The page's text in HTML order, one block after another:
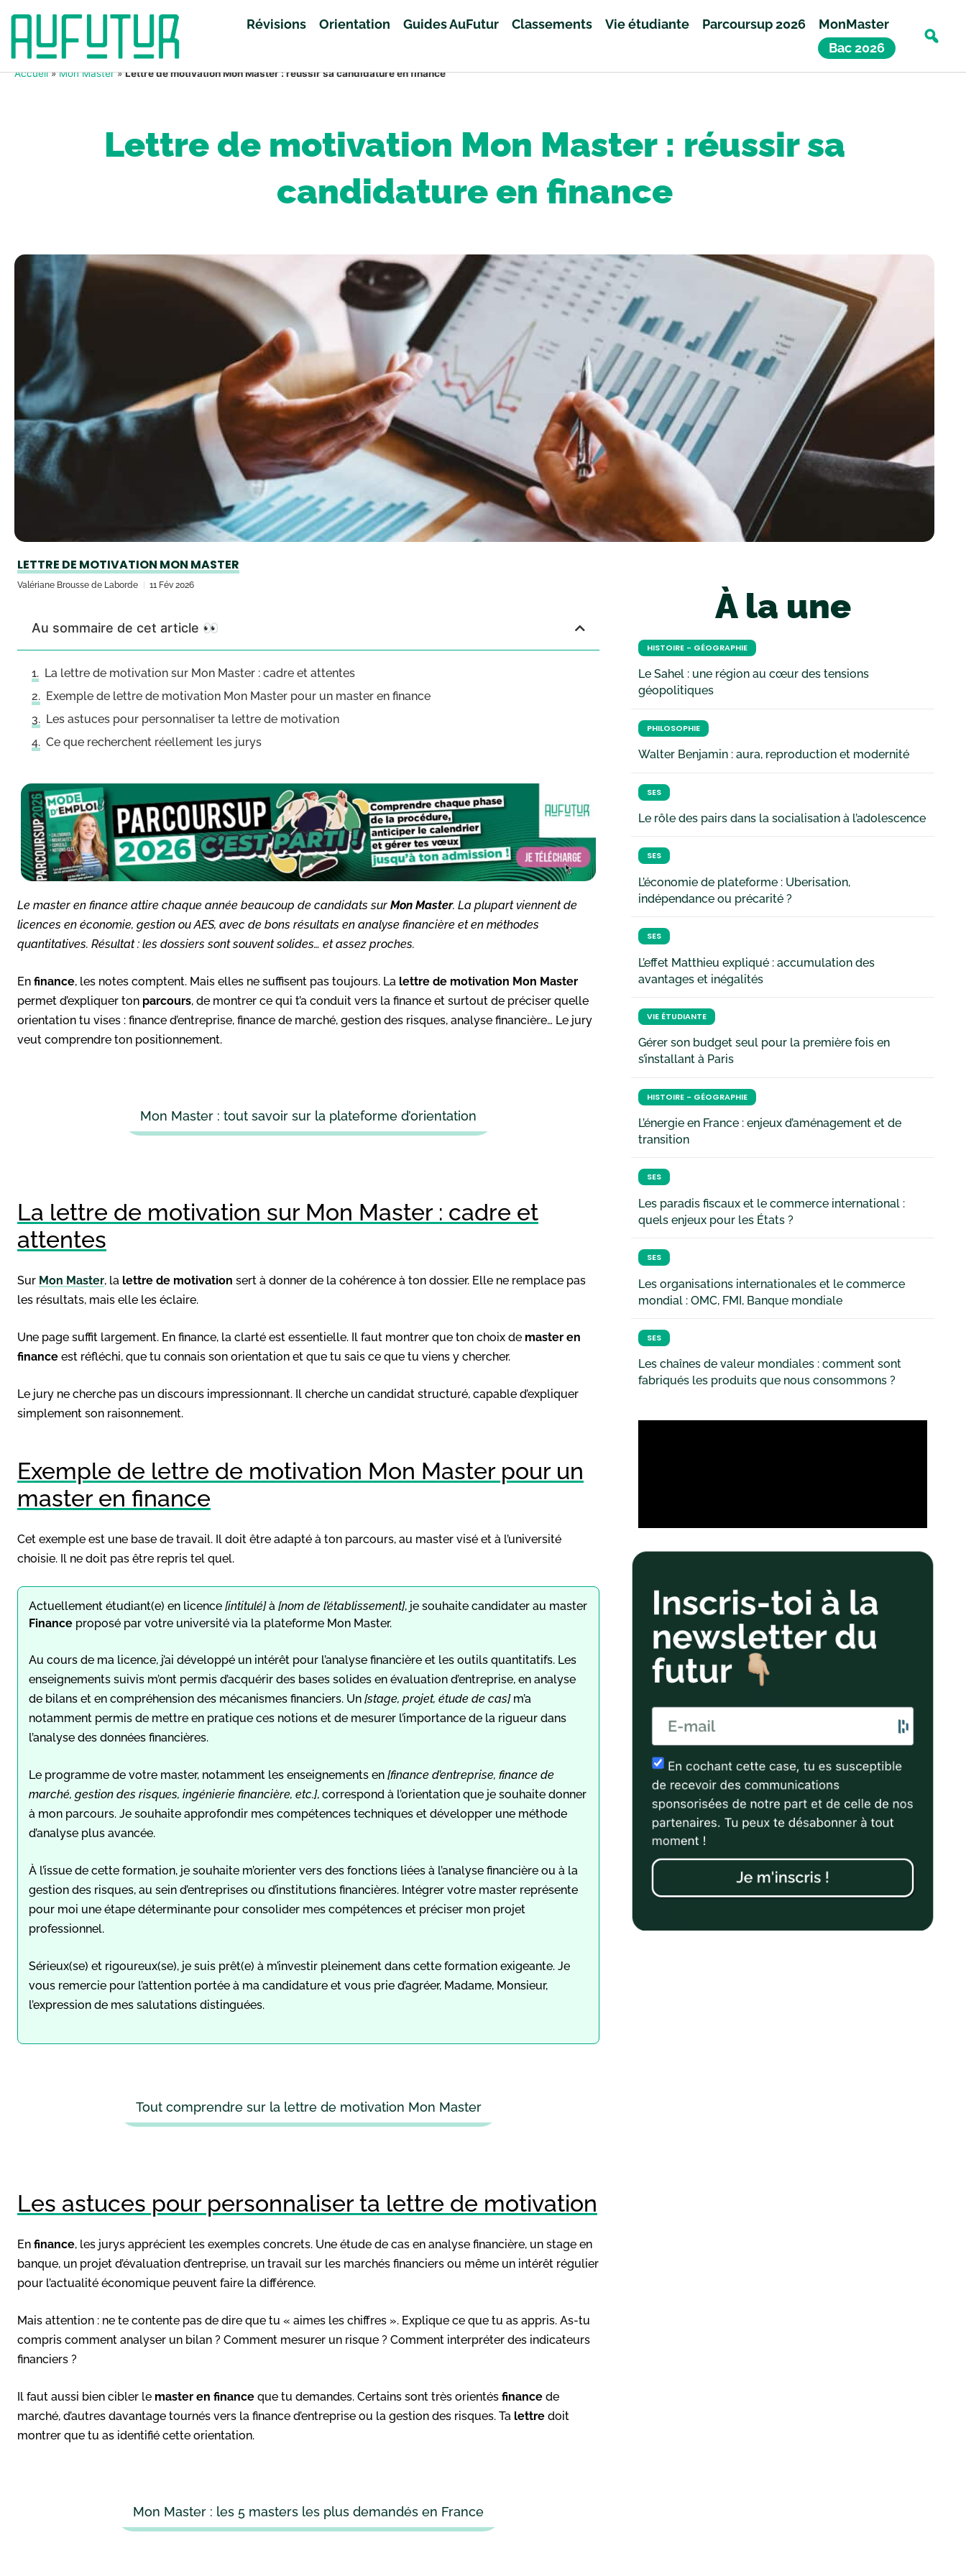
Révisions Orientation Guides AuFutur Classements Vie étudiante Parcoursup 2026
MonMaster
Bac 2026
Accueil»Mon Master»Lettre de motivation Mon Master : réussir sa candidature en finance
Lettre de motivation Mon Master : réussir sa
candidature en finance
LETTRE DE MOTIVATION MON MASTER
Valériane Brousse de Laborde 11 Fév 2026
Au sommaire de cet article 👀
La lettre de motivation sur Mon Master : cadre et attentes
Exemple de lettre de motivation Mon Master pour un master en finance
Les astuces pour personnaliser ta lettre de motivation
Ce que recherchent réellement les jurys
Le master en finance attire chaque année beaucoup de candidats sur Mon Master. La plupart viennent de
licences en économie, gestion ou AES, avec de bons résultats en analyse financière et en méthodes
quantitatives. Résultat : les dossiers sont souvent solides… et assez proches.
En finance, les notes comptent. Mais elles ne suffisent pas toujours. La lettre de motivation Mon Master
permet d’expliquer ton parcours, de montrer ce qui t’a conduit vers la finance et surtout de préciser quelle
orientation tu vises : finance d’entreprise, finance de marché, gestion des risques, analyse financière… Le jury
veut comprendre ton positionnement.
Mon Master : tout savoir sur la plateforme d’orientation
La lettre de motivation sur Mon Master : cadre et
attentes
Sur Mon Master, la lettre de motivation sert à donner de la cohérence à ton dossier. Elle ne remplace pas
les résultats, mais elle les éclaire.
Une page suffit largement. En finance, la clarté est essentielle. Il faut montrer que ton choix de master en
finance est réfléchi, que tu connais son orientation et que tu sais ce que tu viens y chercher.
Le jury ne cherche pas un discours impressionnant. Il cherche un candidat structuré, capable d’expliquer
simplement son raisonnement.
Exemple de lettre de motivation Mon Master pour un
master en finance
Cet exemple est une base de travail. Il doit être adapté à ton parcours, au master visé et à l’université
choisie. Il ne doit pas être repris tel quel.
Actuellement étudiant(e) en licence [intitulé]à [nom de l’établissement], je souhaite candidater au master
Finance proposé par votre université via la plateforme Mon Master.
Au cours de ma licence, j’ai développé un intérêt pour l’analyse financière et les outils quantitatifs. Les
enseignements suivis m’ont permis d’acquérir des bases solides en évaluation d’entreprise, en analyse
de bilans et en compréhension des mécanismes financiers. Un [stage, projet, étude de cas]m’a
notamment permis de mettre en pratique ces notions et de mesurer l’importance de la rigueur dans
l’analyse des données financières.
Le programme de votre master, notamment les enseignements en [finance d’entreprise, finance de
marché, gestion des risques, ingénierie financière, etc.], correspond à l’orientation que je souhaite donner
à mon parcours. Je souhaite approfondir mes compétences techniques et développer une méthode
d’analyse plus avancée.
À l’issue de cette formation, je souhaite m’orienter vers des fonctions liées à l’analyse financière ou à la
gestion des risques, au sein d’entreprises ou d’institutions financières. Intégrer votre master représente
pour moi une étape déterminante pour consolider mes compétences et préciser mon projet
professionnel.
Sérieux(se) et rigoureux(se), je suis prêt(e) à m’investir pleinement dans cette formation exigeante. Je
vous remercie pour l’attention portée à ma candidature et vous prie d’agréer, Madame, Monsieur,
l’expression de mes salutations distinguées.
Tout comprendre sur la lettre de motivation Mon Master
Les astuces pour personnaliser ta lettre de motivation
En finance, les jurys apprécient les exemples concrets. Une étude de cas en analyse financière, un stage en
banque, un projet d’évaluation d’entreprise, un travail sur les marchés financiers ou même un intérêt régulier
pour l’actualité économique peuvent faire la différence.
Mais attention : ne te contente pas de dire que tu « aimes les chiffres ». Explique ce que tu as appris. As-tu
compris comment analyser un bilan ? Comment mesurer un risque ? Comment interpréter des indicateurs
financiers ?
Il faut aussi bien cibler le master en finance que tu demandes. Certains sont très orientés finance de
marché, d’autres davantage tournés vers la finance d’entreprise ou la gestion des risques. Ta lettre doit
montrer que tu as identifié cette orientation.
Mon Master : les 5 masters les plus demandés en France
À la une
HISTOIRE - GÉOGRAPHIE
Le Sahel : une région au cœur des tensions
géopolitiques
PHILOSOPHIE
Walter Benjamin : aura, reproduction et modernité
SES
Le rôle des pairs dans la socialisation à l’adolescence
SES
L’économie de plateforme : Uberisation,
indépendance ou précarité ?
SES
L’effet Matthieu expliqué : accumulation des
avantages et inégalités
VIE ÉTUDIANTE
Gérer son budget seul pour la première fois en
s’installant à Paris
HISTOIRE - GÉOGRAPHIE
L’énergie en France : enjeux d’aménagement et de
transition
SES
Les paradis fiscaux et le commerce international :
quels enjeux pour les États ?
SES
Les organisations internationales et le commerce
mondial : OMC, FMI, Banque mondiale
SES
Les chaînes de valeur mondiales : comment sont
fabriqués les produits que nous consommons ?